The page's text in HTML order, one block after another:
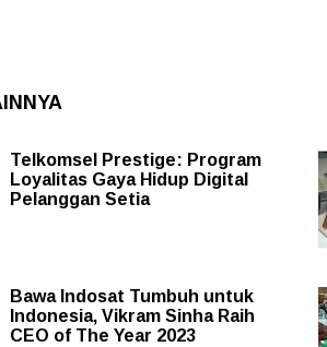
Telkomsel Prestige: Program
Loyalitas Gaya Hidup Digital
Pelanggan Setia
Bawa Indosat Tumbuh untuk
Indonesia, Vikram Sinha Raih
CEO of The Year 2023